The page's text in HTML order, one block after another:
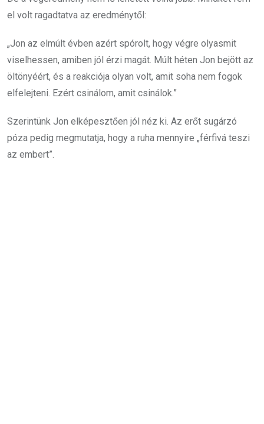
el volt ragadtatva az eredménytől:
„Jon az elmúlt évben azért spórolt, hogy végre olyasmit
viselhessen, amiben jól érzi magát. Múlt héten Jon bejött az
öltönyéért, és a reakciója olyan volt, amit soha nem fogok
elfelejteni. Ezért csinálom, amit csinálok.”
Szerintünk Jon elképesztően jól néz ki. Az erőt sugárzó
póza pedig megmutatja, hogy a ruha mennyire „férfivá teszi
az embert”.